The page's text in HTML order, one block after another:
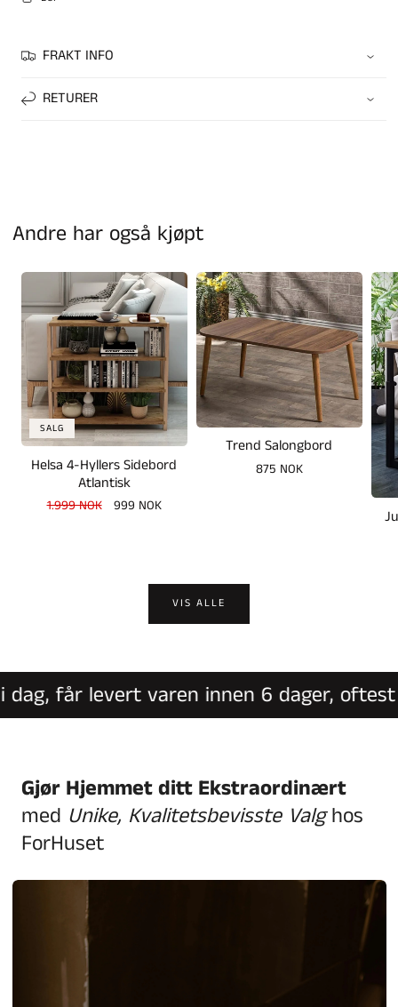
FRAKT INFO
RETURER
Andre har også kjøpt
SALG
Helsa 4-Hyllers Sidebord
Atlantisk
Vanlig
1.999 NOK Salgspris
999 NOK
Trend Salongbord
Vanlig
875 NOK
VIS ALLE
får levert varen innen 6 dager, oftest
Gjør Hjemmet ditt Ekstraordinært
med Unike, Kvalitetsbevisste Valghos
ForHuset